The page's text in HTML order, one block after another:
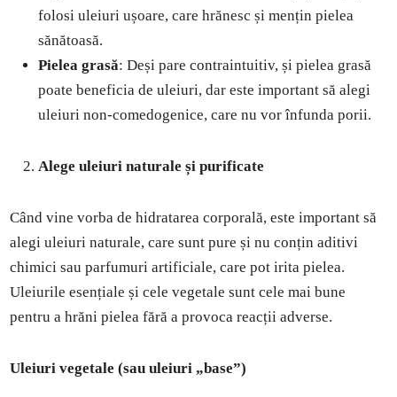
folosi uleiuri ușoare, care hrănesc și mențin pielea
sănătoasă.
Pielea grasă: Deși pare contraintuitiv, și pielea grasă
poate beneficia de uleiuri, dar este important să alegi
uleiuri non-comedogenice, care nu vor înfunda porii.
Alege uleiuri naturale și purificate
Când vine vorba de hidratarea corporală, este important să
alegi uleiuri naturale, care sunt pure și nu conțin aditivi
chimici sau parfumuri artificiale, care pot irita pielea.
Uleiurile esențiale și cele vegetale sunt cele mai bune
pentru a hrăni pielea fără a provoca reacții adverse.
Uleiuri vegetale (sau uleiuri „base”)